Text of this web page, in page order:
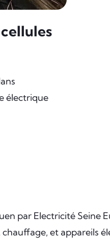
électrique
par Electricité Seine
et appareils